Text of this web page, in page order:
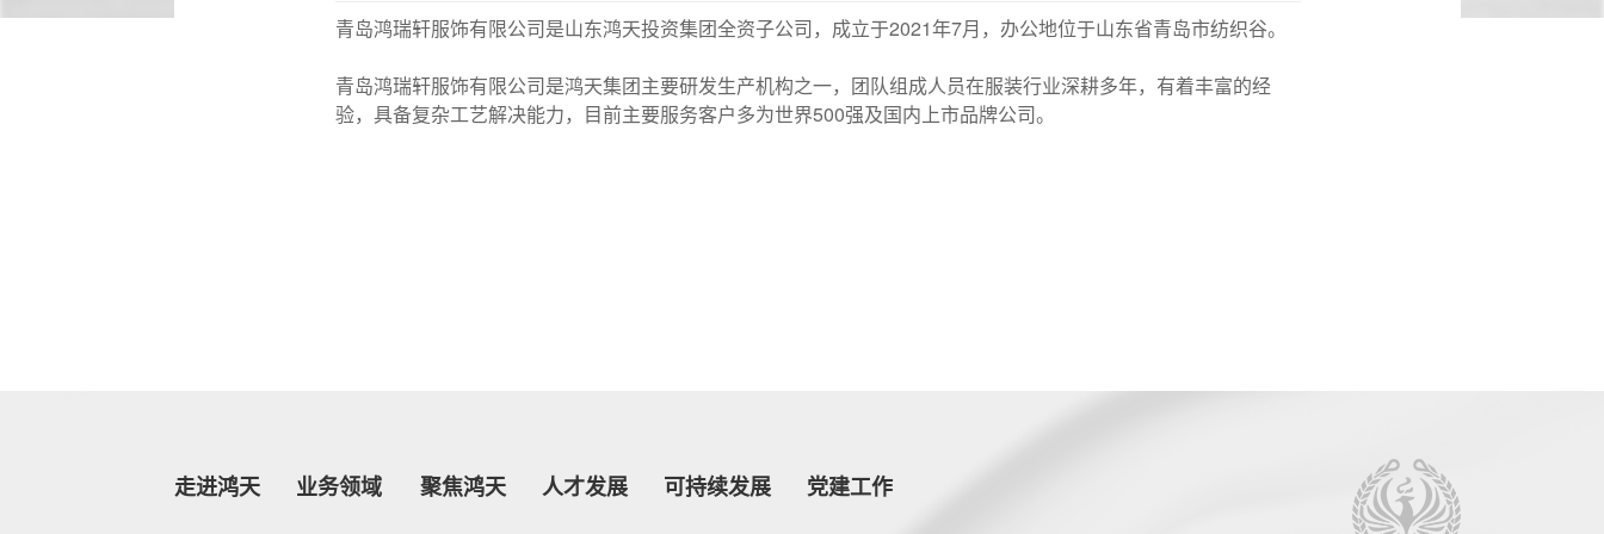
青岛鸿瑞轩服饰有限公司是山东鸿天投资集团全资子公司，成立于2021年7月，办公地位于山东省青岛市纺织谷。
青岛鸿瑞轩服饰有限公司是鸿天集团主要研发生产机构之一，团队组成人员在服装行业深耕多年，有着丰富的经
验，具备复杂工艺解决能力，目前主要服务客户多为世界500强及国内上市品牌公司。
走进鸿天 业务领域 聚焦鸿天 人才发展 可持续发展 党建工作